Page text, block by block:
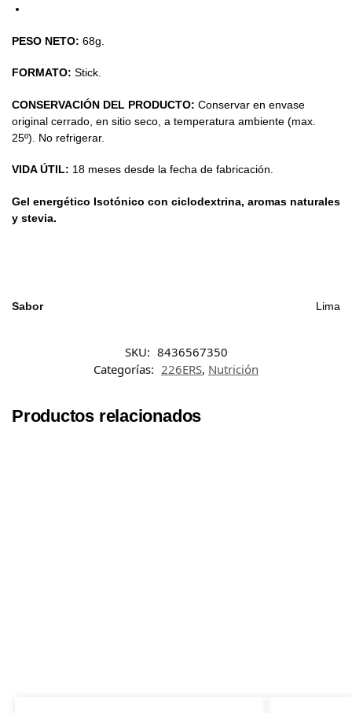
PESO NETO: 68g.
FORMATO: Stick.
CONSERVACIÓN DEL PRODUCTO: Conservar en envase
original cerrado, en sitio seco, a temperatura ambiente (max.
25º). No refrigerar.
VIDA ÚTIL: 18 meses desde la fecha de fabricación.
Gel energético Isotónico con ciclodextrina, aromas naturales
y stevia.
Sabor Lima
SKU: 8436567350
Categorías: 226ERS, Nutrición
Productos relacionados